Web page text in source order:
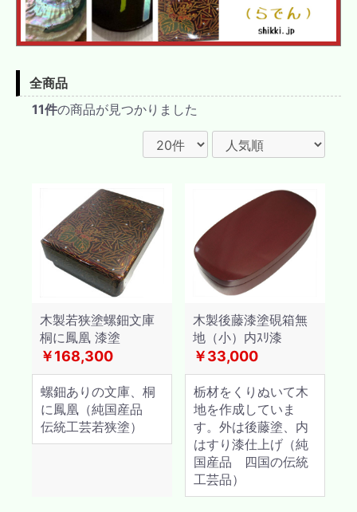
全商品
11件の商品が見つかりました
木製若狭塗螺鈿文庫
桐に鳳凰 漆塗
￥168,300
螺鈿ありの文庫、桐
に鳳凰（純国産品
伝統工芸若狭塗）
木製後藤漆塗硯箱無
地（小）内ｽﾘ漆
￥33,000
栃材をくりぬいて木
地を作成していま
す。外は後藤塗、内
はすり漆仕上げ（純
国産品 四国の伝統
工芸品）